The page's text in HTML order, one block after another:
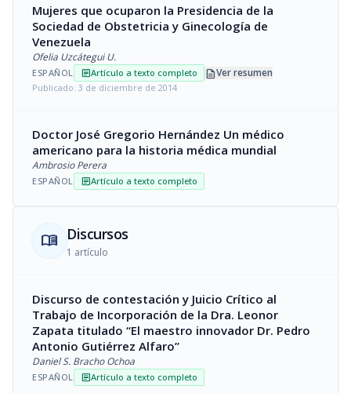
Mujeres que ocuparon la Presidencia de la
Sociedad de Obstetricia y Ginecología de
Venezuela
Ofelia Uzcátegui U.
ESPAÑOL articleArtículo a texto completo descriptionVer resumen
Publicado: 3 de diciembre de 2014
Doctor José Gregorio Hernández Un médico
americano para la historia médica mundial
Ambrosio Perera
ESPAÑOL articleArtículo a texto completo
menu_book Discursos
1 artículo
Discurso de contestación y Juicio Crítico al
Trabajo de Incorporación de la Dra. Leonor
Zapata titulado “El maestro innovador Dr. Pedro
Antonio Gutiérrez Alfaro”
Daniel S. Bracho Ochoa
ESPAÑOL articleArtículo a texto completo